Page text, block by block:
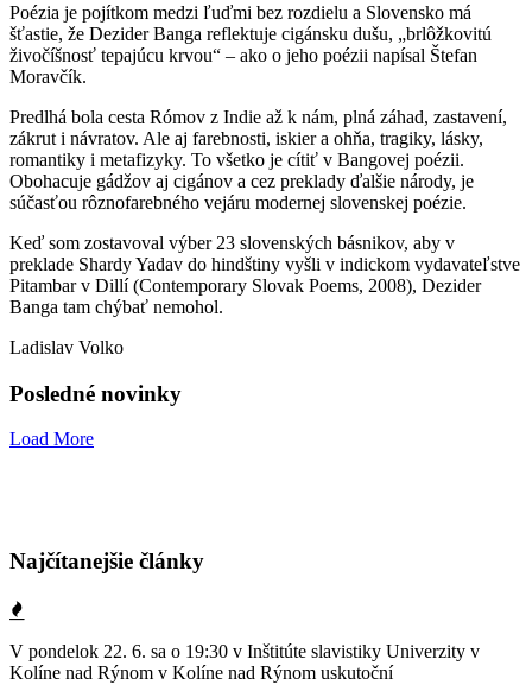
Poézia je pojítkom medzi ľuďmi bez rozdielu a Slovensko má
šťastie, že Dezider Banga reflektuje cigánsku dušu, „brlôžkovitú
živočíšnosť tepajúcu krvou“ – ako o jeho poézii napísal Štefan
Moravčík.
Predlhá bola cesta Rómov z Indie až k nám, plná záhad, zastavení,
zákrut i návratov. Ale aj farebnosti, iskier a ohňa, tragiky, lásky,
romantiky i metafizyky. To všetko je cítiť v Bangovej poézii.
Obohacuje gádžov aj cigánov a cez preklady ďalšie národy, je
súčasťou rôznofarebného vejáru modernej slovenskej poézie.
Keď som zostavoval výber 23 slovenských básnikov, aby v
preklade Shardy Yadav do hindštiny vyšli v indickom vydavateľstve
Pitambar v Dillí (Contemporary Slovak Poems, 2008), Dezider
Banga tam chýbať nemohol.
Ladislav Volko
Posledné novinky
Load More
Najčítanejšie články
V pondelok 22. 6. sa o 19:30 v Inštitúte slavistiky Univerzity v
Kolíne nad Rýnom v Kolíne nad Rýnom uskutoční